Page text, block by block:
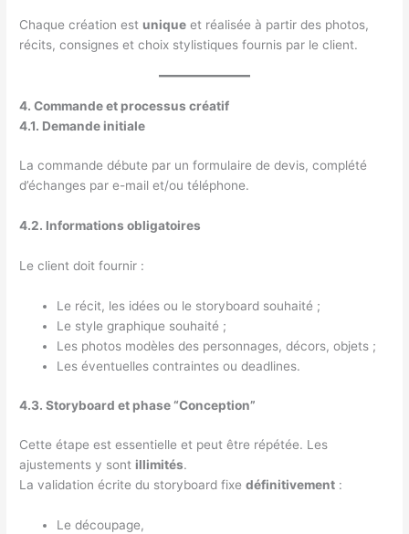
Chaque création est unique et réalisée à partir des photos,
récits, consignes et choix stylistiques fournis par le client.
4. Commande et processus créatif
4.1. Demande initiale
La commande débute par un formulaire de devis, complété
d’échanges par e-mail et/ou téléphone.
4.2. Informations obligatoires
Le client doit fournir :
Le récit, les idées ou le storyboard souhaité ;
Le style graphique souhaité ;
Les photos modèles des personnages, décors, objets ;
Les éventuelles contraintes ou deadlines.
4.3. Storyboard et phase “Conception”
Cette étape est essentielle et peut être répétée. Les
ajustements y sont illimités.
La validation écrite du storyboard fixedéfinitivement :
Le découpage,